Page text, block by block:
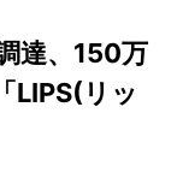
達、150万
LIPS(リッ